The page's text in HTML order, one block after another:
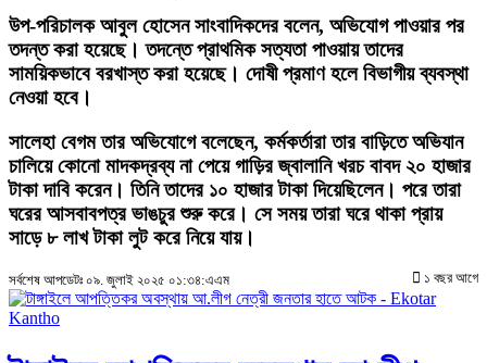
উপ-পরিচালক আবুল হোসেন সাংবাদিকদের বলেন, অভিযোগ পাওয়ার পর
তদন্ত করা হয়েছে। তদন্তে প্রাথমিক সত্যতা পাওয়ায় তাদের
সাময়িকভাবে বরখাস্ত করা হয়েছে। দোষী প্রমাণ হলে বিভাগীয় ব্যবস্থা
নেওয়া হবে।
সালেহা বেগম তার অভিযোগে বলেছেন, কর্মকর্তারা তার বাড়িতে অভিযান
চালিয়ে কোনো মাদকদ্রব্য না পেয়ে গাড়ির জ্বালানি খরচ বাবদ ২০ হাজার
টাকা দাবি করেন। তিনি তাদের ১০ হাজার টাকা দিয়েছিলেন। পরে তারা
ঘরের আসবাবপত্র ভাঙচুর শুরু করে। সে সময় তারা ঘরে থাকা প্রায়
সাড়ে ৮ লাখ টাকা লুট করে নিয়ে যায়।
সর্বশেষ আপডেটঃ ০৯. জুলাই ২০২৫ ০১:৩৪:এএম ১ বছর আগে